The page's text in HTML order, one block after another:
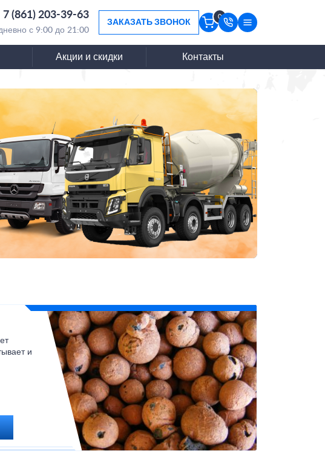
7 (861) 203-39-63
с 9:00 до 21:00
ЗАКАЗАТЬ ЗВОНОК
0
Акции и скидки Контакты
и
сада или
и